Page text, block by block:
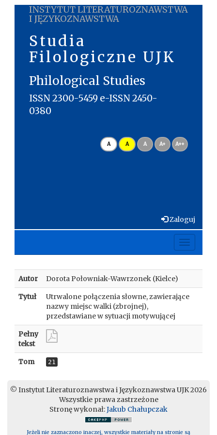
INSTYTUT LITERATUROZNAWSTWA
I JĘZYKOZNAWSTWA
Studia
Filologiczne UJK
Philological Studies
ISSN 2300-5459 e-ISSN 2450-
0380
A A A A+ A++
Zaloguj
Toggle
Autor Dorota Połowniak-Wawrzonek (Kielce)
Tytuł
Utrwalone połączenia słowne, zawierające
nazwy miejsc walki (zbrojnej),
przedstawiane w sytuacji motywującej
Pełny
tekst
Tom 21
© Instytut Literaturoznawstwa i Językoznawstwa UJK 2026
Wszystkie prawa zastrzeżone
Stronę wykonał:Jakub Chałupczak
Jeżeli nie zaznaczono inaczej, wszystkie materiały na stronie są